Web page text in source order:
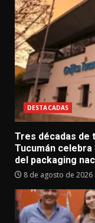
DESTACADAS
Tres décadas de
Tucumán
del packaging
8 de agosto de 2026